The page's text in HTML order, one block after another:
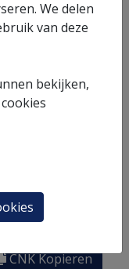
We delen
van deze
bekijken,
II
AT-MAT
teen - Zonder
Kopieren